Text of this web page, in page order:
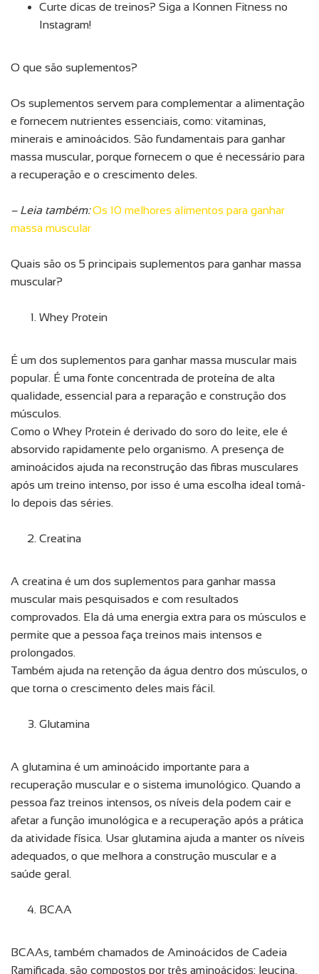
Curte dicas de treinos? Siga a Konnen Fitness no
Instagram!
O que são suplementos?
Os suplementos servem para complementar a alimentação
e fornecem nutrientes essenciais, como: vitaminas,
minerais e aminoácidos. São fundamentais para ganhar
massa muscular, porque fornecem o que é necessário para
a recuperação e o crescimento deles.
– Leia também:Os 10 melhores alimentos para ganhar
massa muscular
Quais são os 5 principais suplementos para ganhar massa
muscular?
Whey Protein
É um dos suplementos para ganhar massa muscular mais
popular. É uma fonte concentrada de proteína de alta
qualidade, essencial para a reparação e construção dos
músculos.
Como o Whey Protein é derivado do soro do leite, ele é
absorvido rapidamente pelo organismo. A presença de
aminoácidos ajuda na reconstrução das fibras musculares
após um treino intenso, por isso é uma escolha ideal tomá-
lo depois das séries.
Creatina
A creatina é um dos suplementos para ganhar massa
muscular mais pesquisados e com resultados
comprovados. Ela dá uma energia extra para os músculos e
permite que a pessoa faça treinos mais intensos e
prolongados.
Também ajuda na retenção da água dentro dos músculos, o
que torna o crescimento deles mais fácil.
Glutamina
A glutamina é um aminoácido importante para a
recuperação muscular e o sistema imunológico. Quando a
pessoa faz treinos intensos, os níveis dela podem cair e
afetar a função imunológica e a recuperação após a prática
da atividade física. Usar glutamina ajuda a manter os níveis
adequados, o que melhora a construção muscular e a
saúde geral.
BCAA
BCAAs, também chamados de Aminoácidos de Cadeia
Ramificada, são compostos por três aminoácidos: leucina,